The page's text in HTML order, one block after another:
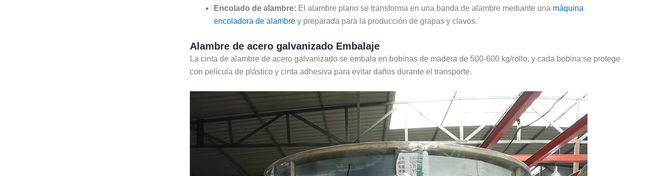
Encolado de alambre: El alambre plano se transforma en una banda de alambre mediante una máquina
encoladora de alambre y preparada para la producción de grapas y clavos.
Alambre de acero galvanizado Embalaje
La cinta de alambre de acero galvanizado se embala en bobinas de madera de 500-600 kg/rollo, y cada bobina se protege
con película de plástico y cinta adhesiva para evitar daños durante el transporte.